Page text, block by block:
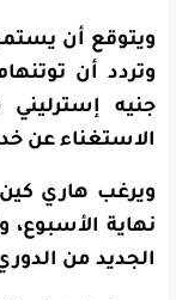
ويتوقع أن
الاستغناء عن
ويرغب هاري
نهاية
الجديد من